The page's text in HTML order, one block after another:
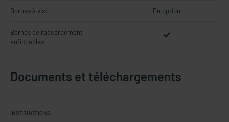
Bornes à vis: En option
Bornes de raccordement
enfichables:
Documents et téléchargements
INSTRUCTIONS